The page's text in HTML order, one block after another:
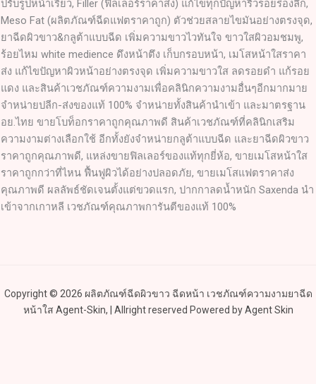
ปรับรูปหน้าเรียว, Filler (ฟิลเลอร์ราคาส่ง) แก้ไขทุกปัญหาริ้วรอยร่องลึก,
Meso Fat (ผลิตภัณฑ์ฉีดแฟตราคาถูก) ตัวช่วยสลายไขมันอย่างตรงจุด,
ยาฉีดผิวขาว&กลูต้าแบบฉีด เพิ่มความขาวไวทันใจ ขาวใสผิวอมชมพู,
ร้อยไหม white medience ดึงหน้าตึง เก็บกรอบหน้า, เมโสหน้าใสราคา
ส่ง แก้ไขปัญหาผิวหน้าอย่างตรงจุด เพิ่มความขาวใส ลดรอยดำ แก้รอย
แดง และสินค้าเวชภัณฑ์ความงามเพื่อคลินิกความงามอื่นๆอีกมากมาย
จำหน่ายปลีก-ส่งของแท้ 100% จำหน่ายทั้งสินค้านำเข้า และมาตรฐาน
อย.ไทย ขายโบท็อกราคาถูกคุณภาพดี สินค้าเวชภัณฑ์ที่คลินิกเสริม
ความงามต่างเลือกใช้ อีกทั้งยังจำหน่ายกลูต้าแบบฉีด และยาฉีดผิวขาว
ราคาถูกคุณภาพดี, แหล่งขายฟิลเลอร์ของแท้ทุกยี่ห้อ, ขายเมโสหน้าใส
ราคาถูกกว่าที่ไหน ฟื้นฟูผิวได้อย่างปลอดภัย, ขายเมโสแฟตราคาส่ง
คุณภาพดี ผลลัพธ์ชัดเจนตั้งแต่ขวดแรก, ปากกาลดน้ำหนัก Saxenda นำ
เข้าจากเกาหลี เวชภัณฑ์คุณภาพการันตีของแท้ 100%
Copyright © 2026 ผลิตภัณฑ์ฉีดผิวขาว ฉีดหน้า เวชภัณฑ์ความงามยาฉีด
หน้าใส Agent-Skin, | Allright reserved Powered by Agent Skin